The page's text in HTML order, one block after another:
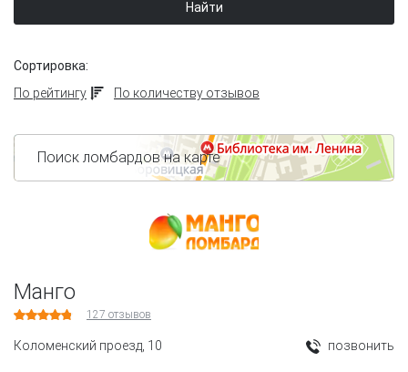
Найти
Сортировка:
По рейтингу
По количеству отзывов
Поиск ломбардов на карте
Манго
127 отзывов
позвонить
Коломенский проезд, 10